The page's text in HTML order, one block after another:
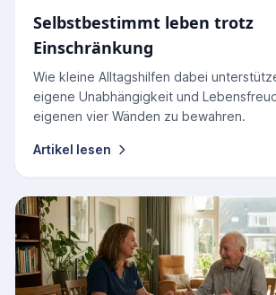
Selbstbestimmt leben trotz
Einschränkung
Wie kleine Alltagshilfen dabei
eigene Unabhängigkeit und
eigenen vier Wänden zu bewahren.
Artikel lesen